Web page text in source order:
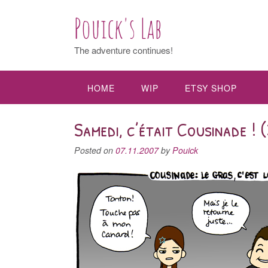
Pouick's Lab
The adventure continues!
HOME WIP ETSY SHOP
Samedi, c’était Cousinade !
Posted on 07.11.2007byPouick